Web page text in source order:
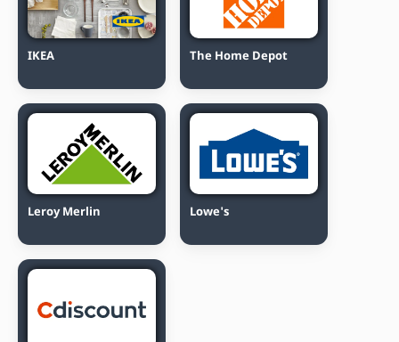
IKEA The Home Depot
Leroy Merlin Lowe's